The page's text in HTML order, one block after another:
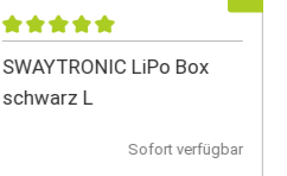
SWAYTRONIC LiPo Box
schwarz L
Sofort verfügbar